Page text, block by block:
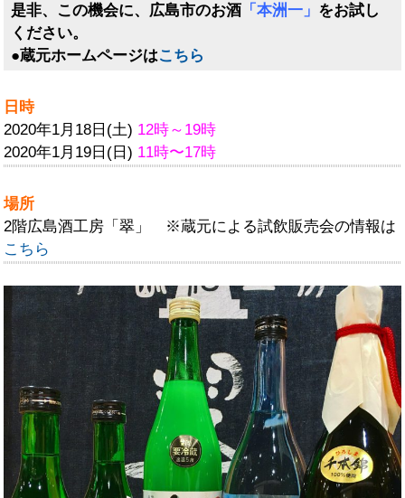
是非、この機会に、広島市のお酒 「本洲一」 をお試し
ください。
●蔵元ホームページはこちら
日時
2020年1月18日(土) 12時～19時
2020年1月19日(日) 11時〜17時
場所
2階広島酒工房「翠」 ※蔵元による試飲販売会の情報は
こちら